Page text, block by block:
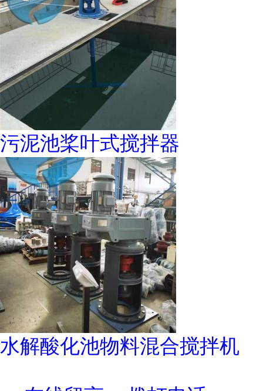
污泥池桨叶式搅拌器
水解酸化池物料混合搅拌机